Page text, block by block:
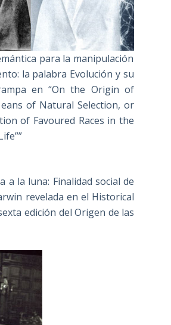
para la manipulación
la palabra Evolución y su
en “On the Origin of
of Natural Selection, or
of Favoured Races in the
a la luna: Finalidad social de
revelada en el Historical
edición del Origen de las